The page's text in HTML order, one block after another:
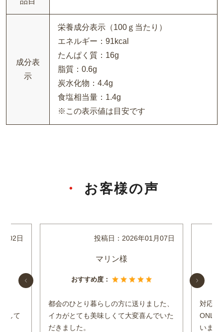
成分表
示
栄養成分表示（100ｇ当たり）
エネルギー：91kcal
たんぱく質：16g
脂質：0.6g
炭水化物：4.4g
食塩相当量：1.4g
※この表示値は目安です
お客様の声
02日
して
マリン様
投稿日： 2026年01月07日
おすすめ度：
都会のひとり暮らしの方に送りました、
イカがとても美味しくて大変喜んでいた
だきました。
対応が
います